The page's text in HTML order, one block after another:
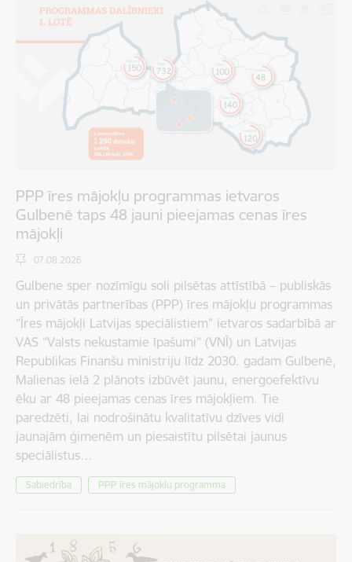
PPP īres mājokļu programmas ietvaros
Gulbenē taps 48 jauni pieejamas cenas īres
mājokļi
07.08.2026.
Gulbene sper nozīmīgu soli pilsētas attīstībā – publiskās
un privātās partnerības (PPP) īres mājokļu programmas
“Īres mājokļi Latvijas speciālistiem” ietvaros sadarbībā ar
VAS “Valsts nekustamie īpašumi” (VNĪ) un Latvijas
Republikas Finanšu ministriju līdz 2030. gadam Gulbenē,
Malienas ielā 2 plānots izbūvēt jaunu, energoefektīvu
ēku ar 48 pieejamas cenas īres mājokļiem. Tie
paredzēti, lai nodrošinātu kvalitatīvu dzīves vidi
jaunajām ģimenēm un piesaistītu pilsētai jaunus
speciālistus…
Sabiedrība PPP īres mājokļu programma